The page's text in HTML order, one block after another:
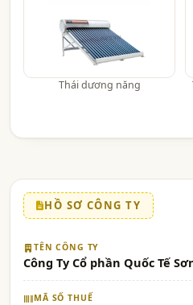
Thái dương năng
HỒ SƠ CÔNG TY
TÊN CÔNG TY
Công Ty Cổ phần Quốc Tế
MÃ SỐ THUẾ